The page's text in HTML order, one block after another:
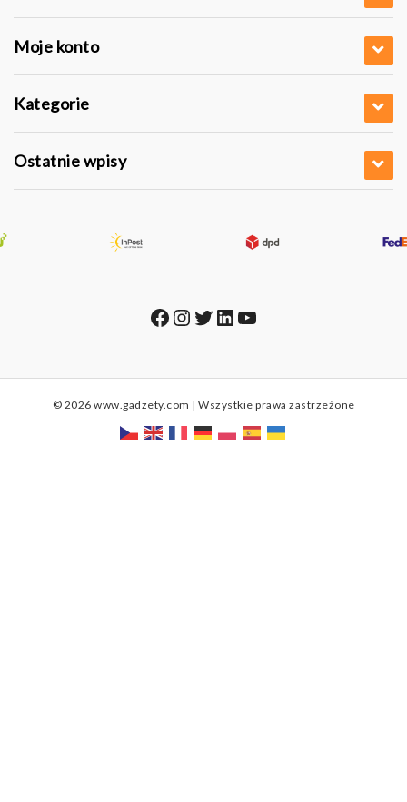
Moje konto
Kategorie
Ostatnie wpisy
Facebook
Instagram
Twitter
LinkedIn
YouTube
© 2026 www.gadzety.com | Wszystkie prawa zastrzeżone